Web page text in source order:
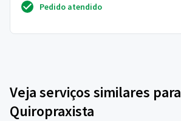
Pedido atendido
Veja serviços similares para
Quiropraxista